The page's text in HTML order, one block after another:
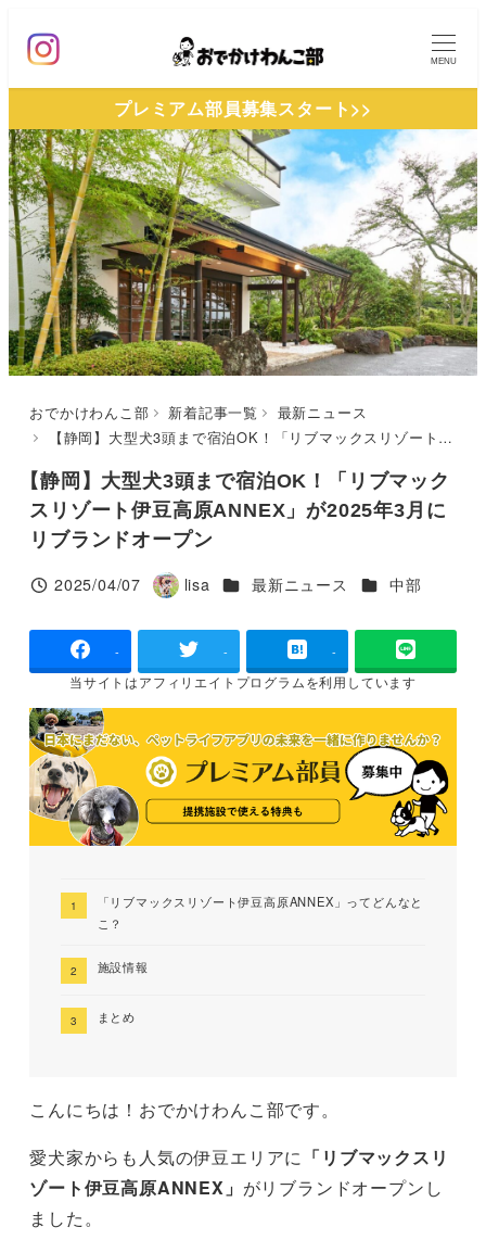
ン
ン
テ
ン
ツ
へ
移
動
MENU
プレミアム部員募集スタート>>
おでかけわんこ部 新着記事一覧
最新ニュース
【静岡】大型犬3頭まで宿泊OK！「リブマックスリゾート伊豆高原ANNEX」が2025年3月にリブランドオープン
【静岡】大型犬3頭まで宿泊OK！「リブマック
スリゾート伊豆高原ANNEX」が2025年3月に
リブランドオープン
投稿日
2025/04/07
著
lisa カテゴリー
最新ニュース カテゴリー
中部
- - -
当サイトはアフィリエイトプログラムを利用しています
「リブマックスリゾート伊豆高原ANNEX」ってどんなと
こ？
施設情報
まとめ
こんにちは！おでかけわんこ部です。
愛犬家からも人気の伊豆エリアに 「リブマックスリ
ゾート伊豆高原ANNEX」 がリブランドオープンし
ました。